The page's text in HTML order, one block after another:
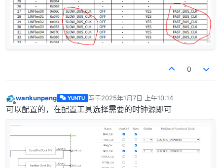
0
离线
wankunpeng YUNTU 写于2025年1月7日 上午10:14
最后由 编辑
可以配置的，在配置工具选择需要的时钟源即可